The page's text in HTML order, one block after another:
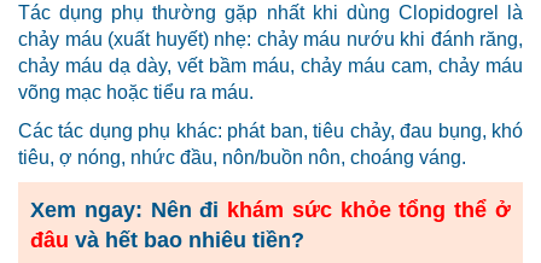
Tác dụng phụ thường gặp nhất khi dùng Clopidogrel là
chảy máu (xuất huyết) nhẹ: chảy máu nướu khi đánh răng,
chảy máu dạ dày, vết bầm máu, chảy máu cam, chảy máu
võng mạc hoặc tiểu ra máu.
Các tác dụng phụ khác: phát ban, tiêu chảy, đau bụng, khó
tiêu, ợ nóng, nhức đầu, nôn/buồn nôn, choáng váng.
Xem ngay: Nên đi khám sức khỏe tổng thể ở
đâu và hết bao nhiêu tiền?